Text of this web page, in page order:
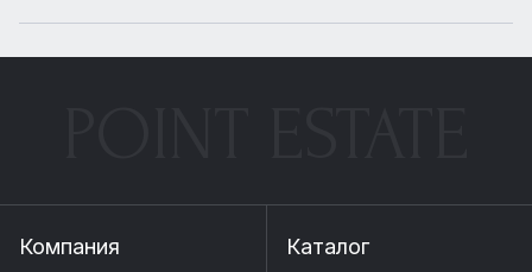
Компания Каталог